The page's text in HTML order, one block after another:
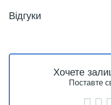
Відгуки
Хочете
Поставте